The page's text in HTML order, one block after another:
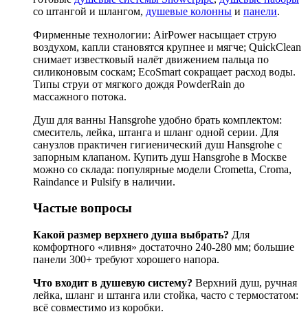
со штангой и шлангом, душевые колонны и панели.
Фирменные технологии: AirPower насыщает струю
воздухом, капли становятся крупнее и мягче; QuickClean
снимает известковый налёт движением пальца по
силиконовым соскам; EcoSmart сокращает расход воды.
Типы струи от мягкого дождя PowderRain до
массажного потока.
Душ для ванны Hansgrohe удобно брать комплектом:
смеситель, лейка, штанга и шланг одной серии. Для
санузлов практичен гигиенический душ Hansgrohe с
запорным клапаном. Купить душ Hansgrohe в Москве
можно со склада: популярные модели Crometta, Croma,
Raindance и Pulsify в наличии.
Частые вопросы
Какой размер верхнего душа выбрать? Для
комфортного «ливня» достаточно 240-280 мм; большие
панели 300+ требуют хорошего напора.
Что входит в душевую систему? Верхний душ, ручная
лейка, шланг и штанга или стойка, часто с термостатом:
всё совместимо из коробки.